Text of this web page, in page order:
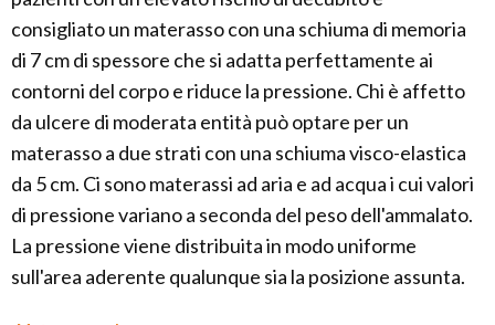
consigliato un materasso con una schiuma di memoria
di 7 cm di spessore che si adatta perfettamente ai
contorni del corpo e riduce la pressione. Chi è affetto
da ulcere di moderata entità può optare per un
materasso a due strati con una schiuma visco-elastica
da 5 cm. Ci sono materassi ad aria e ad acqua i cui valori
di pressione variano a seconda del peso dell'ammalato.
La pressione viene distribuita in modo uniforme
sull'area aderente qualunque sia la posizione assunta.